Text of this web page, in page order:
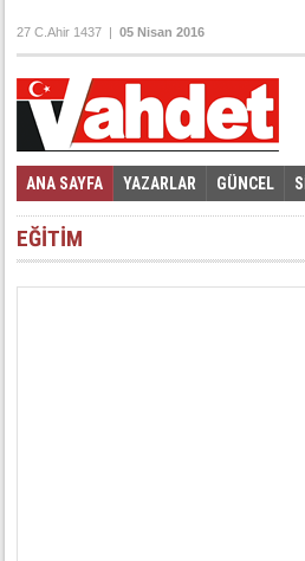
27 C.Ahir 1437 | 05 Nisan 2016
ANA SAYFA YAZARLAR GÜNCEL
EĞİTİM